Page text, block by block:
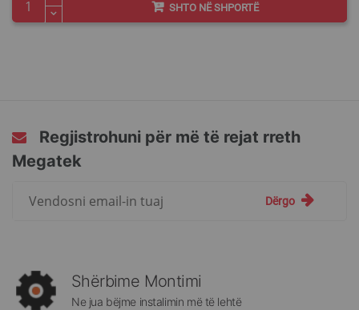
SHTO NË SHPORTË
Regjistrohuni për më të rejat rreth
Megatek
rreth
Megatek:
Dërgo
Shërbime Montimi
Ne jua bëjme instalimin më të lehtë